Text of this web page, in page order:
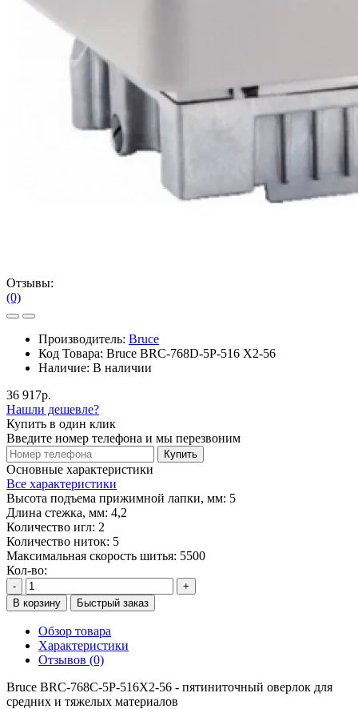
Отзывы:
(0)
Производитель: Bruce
Код Товара: Bruce BRC-768D-5P-516 X2-56
Наличие: В наличии
36 917р.
Нашли дешевле?
Купить в один клик
Введите номер телефона и мы перезвоним
Купить
Основные характеристики
Все характеристики
Высота подъема прижимной лапки, мм: 5
Длина стежка, мм: 4,2
Количество игл: 2
Количество ниток: 5
Максимальная скорость шитья: 5500
Кол-во:
-
+
В корзину
Быстрый заказ
Обзор товара
Характеристики
Отзывов (0)
Bruce BRC-768C-5P-516X2-56 - пятиниточный оверлок для
средних и тяжелых материалов